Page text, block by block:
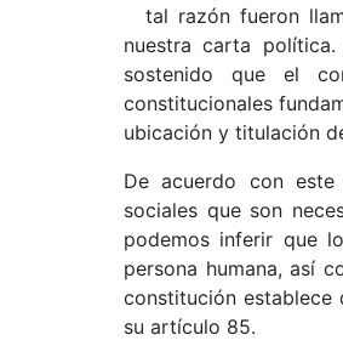
tal razón fueron
nuestra carta
sostenido que el
constitucionales
ubicación y titulación
De acuerdo con este
sociales que son
podemos inferir que
persona humana, así
constitución establece
su artículo 85.